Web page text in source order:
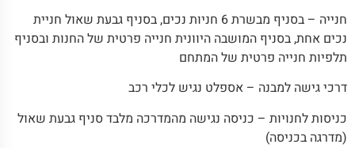
חנייה – בסניף מבשרת 6 חניות נכים, בסניף גבעת שאול חניית
נכים אחת, בסניף המושבה היוונית חנייה פרטית של החנות ובסניף
תלפיות חנייה פרטית של המתחם
דרכי גישה למבנה – אספלט נגיש לכלי רכב
כניסות לחנויות – כניסה נגישה מהמדרכה מלבד סניף גבעת שאול
(מדרגה בכניסה)